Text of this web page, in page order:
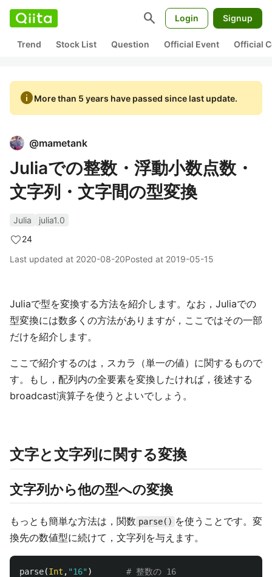
search Login Signup
Trend Stock List Question Official Event Official
infoMore than 5 years have passed since last update.
@mametank
Juliaでの整数・浮動小数点数・
文字列・文字間の型変換
Julia
julia1.0
24
Last updated at 2020-08-20Posted at 2019-05-15
Juliaで型を変換する方法を紹介します。なお，Juliaでの
型変換には数多くの方法がありますが，ここではその一部
だけを紹介します。
ここで紹介するのは，スカラ（単一の値）に関するもので
す。もし，配列内の全要素を変換したければ，後述する
broadcast演算子を使うとよいでしょう。
文字と文字列に関する変換
文字列から他の型への変換
もっとも簡単な方法は，関数 parse() を使うことです。変
換先の数値型に続けて，文字列を与えます。
parse(Int , "16" )
# 整数の 16